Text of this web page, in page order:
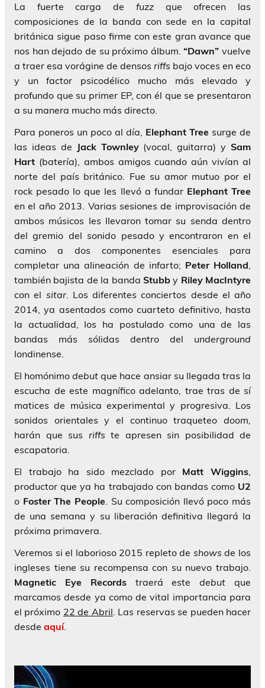
La fuerte carga de fuzzque ofrecen las
composiciones de la banda con sede en la capital
británica sigue paso firme con este gran avance que
nos han dejado de su próximo álbum.“Dawn” vuelve
a traer esa vorágine de densos riffs bajo voces en eco
y un factor psicodélico mucho más elevado y
profundo que su primer EP, con él que se presentaron
a su manera mucho más directo.
Para poneros un poco al día, Elephant Tree surge de
las ideas de Jack Townley(vocal, guitarra) y Sam
Hart (batería), ambos amigos cuando aún vivían al
norte del país británico. Fue su amor mutuo por el
rock pesado lo que les llevó a fundar Elephant Tree
en el año 2013. Varias sesiones de improvisación de
ambos músicos les llevaron tomar su senda dentro
del gremio del sonido pesado y encontraron en el
camino a dos componentes esenciales para
completar una alineación de infarto; Peter Holland,
también bajista de la banda Stubby Riley MacIntyre
con el sitar. Los diferentes conciertos desde el año
2014, ya asentados como cuarteto definitivo, hasta
la actualidad, los ha postulado como una de las
bandas más sólidas dentro del underground
londinense.
El homónimodebut que hace ansiar su llegada tras la
escucha de este magnífico adelanto, trae tras de sí
matices de música experimental y progresiva. Los
sonidos orientales y el continuo traqueteo doom,
harán que sus riffs te apresen sin posibilidad de
escapatoria.
El trabajo ha sido mezclado por Matt Wiggins,
productor que ya ha trabajado con bandas como U2
o Foster The People. Su composición llevó poco más
de una semana y su liberación definitiva llegará la
próxima primavera.
Veremos si el laborioso 2015 repleto de shows de los
ingleses tiene su recompensa con su nuevo trabajo.
Magnetic Eye Recordstraerá estedebut que
marcamos desde ya como de vital importancia para
el próximo 22 de Abril. Las reservas se pueden hacer
desde aquí.